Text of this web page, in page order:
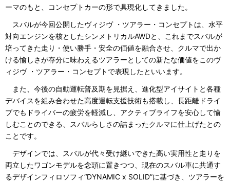
ーマのもと、コンセプトカーの形で具現化してきました。
スバルが今回公開したヴィジヴ ・ツアラー・コンセプトは、水平
対向エンジンを核としたシンメトリカルAWDと、これまでスバルが
培ってきた走り・使い勝手・安全の価値を融合させ、クルマで出か
ける愉しさが存分に味わえるツアラーとしての新たな価値をこのヴ
ィジヴ ・ツアラー・コンセプトで表現したといいます。
また、今後の自動運転普及期を見据え、進化型アイサイトと各種
デバイスを組み合わせた高度運転支援技術も搭載し、長距離ドライ
ブでもドライバーの疲労を軽減し、アクティブライフを安心して愉
しむことのできる、スバルらしさの詰まったクルマに仕上げたとの
ことです。
デザインでは、スバルが代々受け継いできた高い実用性と走りを
両立したワゴンモデルを念頭に置きつつ、現在のスバル車に共通す
るデザインフィロソフィ“DYNAMIC x SOLID”に基づき、ツアラーを